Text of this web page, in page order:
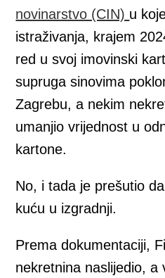
novinarstvo (CIN) u
istraživanja, krajem
red u svoj imovinski
supruga sinovima
Zagrebu, a nekim
umanjio vrijednost u
kartone.
No, i tada je prešutio
kuću u izgradnji.
Prema dokumentaciji,
nekretnina naslijedio, a